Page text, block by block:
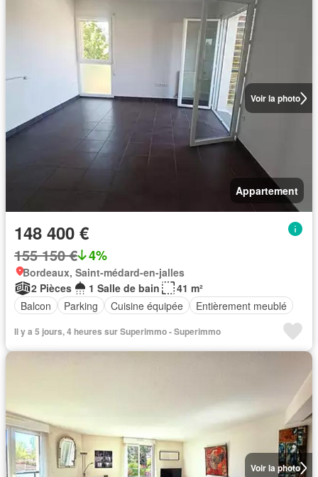
Voir la photo
Appartement
148 400 €
155 150 € 4%
Bordeaux, Saint-médard-en-jalles
2 Pièces
1 Salle de bain
41 m²
Balcon
Parking Cuisine équipée Entièrement meublé
Il y a 5 jours, 4 heures sur Superimmo - Superimmo
Voir la photo